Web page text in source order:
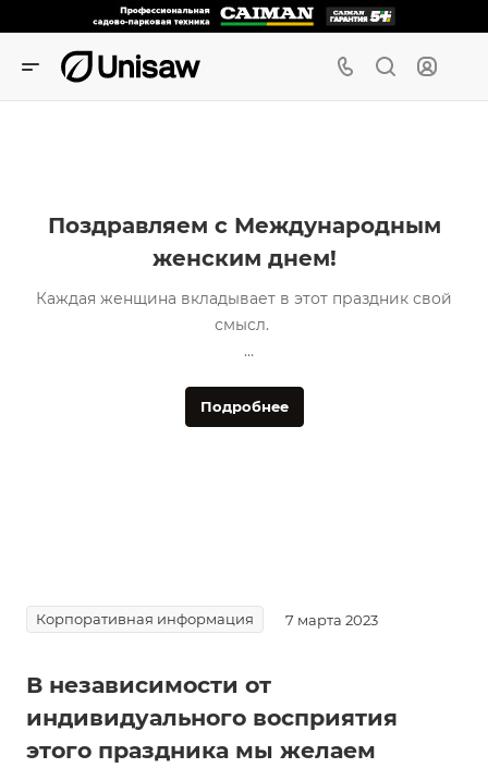
Поздравляем с Международным
женским днем!
Каждая женщина вкладывает в этот праздник свой
смысл.
Это повод вспомнить Клару Цеткин, суфражисток и
других великих женщин, внесших вклад в изменение
комплиментов, цветов, красивых ухаживаний и заботы
о себе.
Подробнее
Корпоративная информация 7 марта 2023
В независимости от
индивидуального восприятия
этого праздника мы желаем